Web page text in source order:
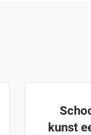
kunst